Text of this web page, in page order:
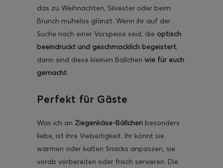
das zu Weihnachten, Silvester oder beim
Brunch mühelos glänzt. Wenn ihr auf der
Suche nach einer Vorspeise seid, die optisch
beeindruckt und geschmacklich begeistert,
dann sind diese kleinen Bällchen wie für euch
gemacht.
Perfekt für Gäste
Was ich an Ziegenkäse-Bällchen besonders
liebe, ist ihre Vielseitigkeit. Ihr könnt sie
warmen oder kalten Snacks anpassen, sie
vorab vorbereiten oder frisch servieren. Die